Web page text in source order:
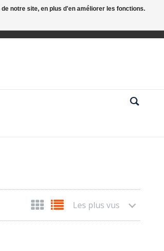
Les plus vus
notre site, en plus d'en améliorer les fonctions.